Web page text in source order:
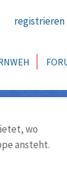
registrieren
wo
ansteht.